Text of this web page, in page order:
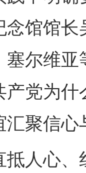
念馆馆
塞尔维
产党为
汇聚信心
心、